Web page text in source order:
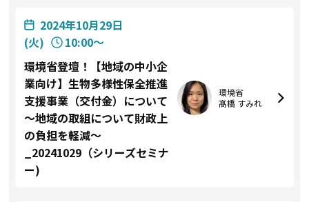
2024年10月29日
(火)
10:00〜
環境省登壇！【地域の中小企
業向け】生物多様性保全推進
支援事業（交付金）について
～地域の取組について財政上
の負担を軽減～
_20241029（シリーズセミナ
ー)
環境省
髙橋 すみれ